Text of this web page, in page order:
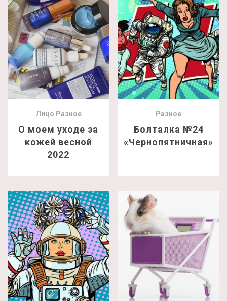
Лицо Разное
О моем уходе за
кожей весной
2022
Разное
Болталка №24
«Чернопятничная»